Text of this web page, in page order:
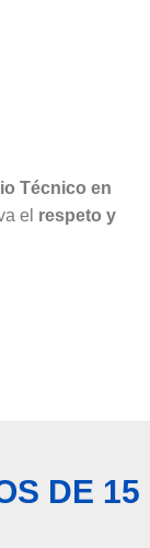
Técnico en
el respeto y
DE 15